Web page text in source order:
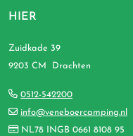
HIER
Zuidkade 39
9203 CM Drachten
0512-542200
info@veneboercamping.nl
NL78 INGB 0661 8108 95